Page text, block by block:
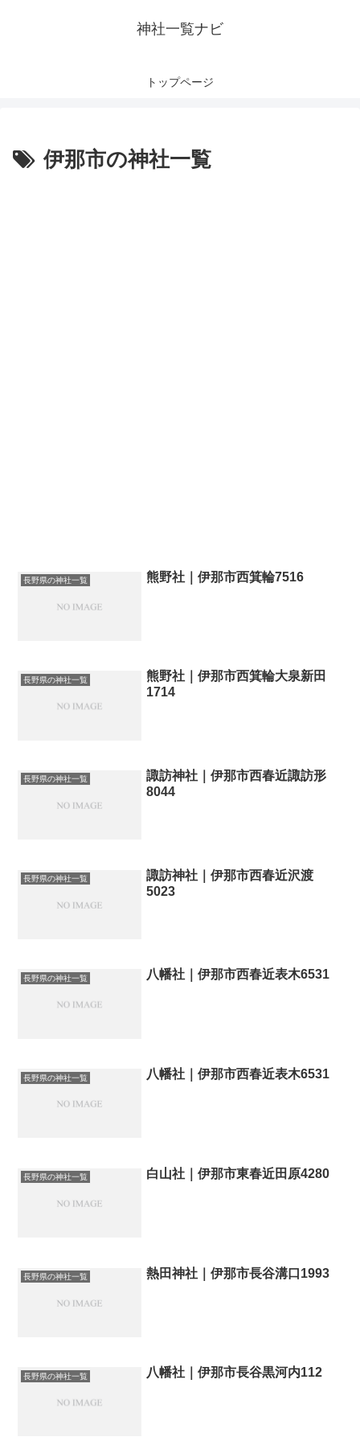
神社一覧ナビ
トップページ
伊那市の神社一覧
長野県の神社一覧 熊野社｜伊那市西箕輪7516
長野県の神社一覧
熊野社｜伊那市西箕輪大泉新田
1714
長野県の神社一覧
諏訪神社｜伊那市西春近諏訪形
8044
長野県の神社一覧
諏訪神社｜伊那市西春近沢渡
5023
長野県の神社一覧 八幡社｜伊那市西春近表木6531
長野県の神社一覧 八幡社｜伊那市西春近表木6531
長野県の神社一覧 白山社｜伊那市東春近田原4280
長野県の神社一覧 熱田神社｜伊那市長谷溝口1993
長野県の神社一覧 八幡社｜伊那市長谷黒河内112